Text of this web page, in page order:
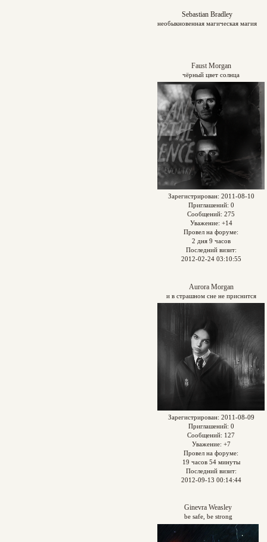
Sebastian Bradley
необыкновенная магическая магия
Faust Morgan
чёрный цвет солнца
Зарегистрирован: 2011-08-10
Приглашений: 0
Сообщений: 275
Уважение: +14
Провел на форуме:
2 дня 9 часов
Последний визит:
2012-02-24 03:10:55
Aurora Morgan
и в страшном сне не приснится
Зарегистрирован: 2011-08-09
Приглашений: 0
Сообщений: 127
Уважение: +7
Провел на форуме:
19 часов 54 минуты
Последний визит:
2012-09-13 00:14:44
Ginevra Weasley
be safe, be strong